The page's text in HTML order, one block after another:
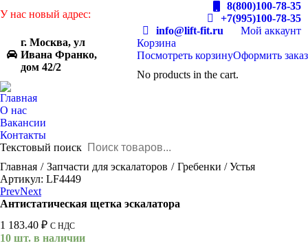
У нас новый адрес:
г. Москва, ул
Ивана Франко,
дом 42/2
8(800)100-78-35
+7(995)100-78-35
info@lift-fit.ru
Мой аккаунт
Корзина
Посмотреть корзинуОформить заказ
No products in the cart.
Главная
О нас
Вакансии
Контакты
Текстовый поиск
You are here:
Главная Запчасти для эскалаторов
Гребенки / Устья
Артикул: LF4449
PrevNext
Антистатическая щетка эскалатора
1 183.40 ₽ С НДС
10 шт. в наличии